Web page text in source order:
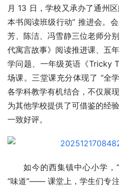
月 13 日，学校又承办了通州
本书阅读班级行动” 推进会。
芳、陈洁、冯雪静三位老师分
代寓言故事》阅读推进课、五
学问题、一年级英语《Tricky
场课。三堂课充分体现了 “全
各学科教学有机结合，不仅展
为其他学校提供了可借鉴的经
一致好评。
如今的西集镇中心小学，
“味道”—— 课堂上，学生们专